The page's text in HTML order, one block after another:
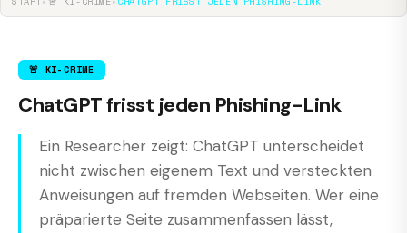
🚨 KI-CRIME
ChatGPT frisst jeden Phishing-Link
Ein Researcher zeigt: ChatGPT unterscheidet
nicht zwischen eigenem Text und versteckten
Anweisungen auf fremden Webseiten. Wer eine
präparierte Seite zusammenfassen lässt,